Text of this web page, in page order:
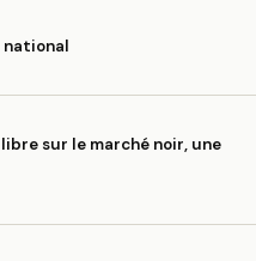
national
sur le marché noir, une